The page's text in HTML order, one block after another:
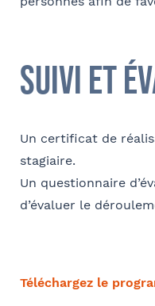
suivi et
Un certificat de
stagiaire.
Un questionnaire
d’évaluer le
Téléchargez le